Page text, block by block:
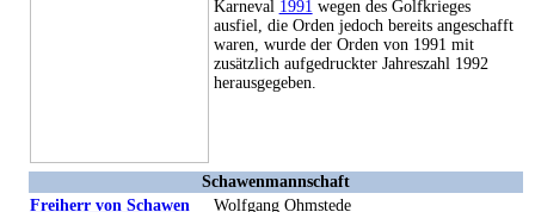
Karneval 1991 wegen des Golfkrieges
ausfiel, die Orden jedoch bereits angeschafft
waren, wurde der Orden von 1991 mit
zusätzlich aufgedruckter Jahreszahl 1992
herausgegeben.
Schawenmannschaft
Freiherr von Schawen
Wolfgang Ohmstede